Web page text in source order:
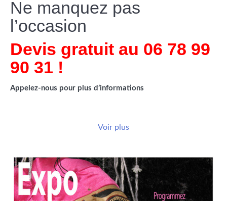
Ne manquez pas
l’occasion
Devis gratuit au 06 78 99
90 31 !
Appelez-nous pour plus d’informations
Voir plus